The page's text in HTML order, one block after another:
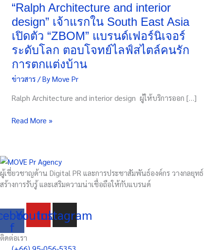
“Ralph Architecture and interior
design” เจ้าแรกใน South East Asia
เปิดตัว “ZBOM” แบรนด์เฟอร์นิเจอร์
ระดับโลก ตอบโจทย์ไลฟ์สไตล์คนรัก
การตกแต่งบ้าน
ข่าวสาร/ ByMove Pr
Ralph Architecture and interior design ผู้ให้บริการออก […]
and
interior
design”
เจ้า
แรก
ใน
South
East
Asia
ตัว
ระดับ
โลก
ตอบ
ไลฟ์
สไตล์
คน
รัก
Read More »
ผู้เชี่ยวชาญด้าน Digital PR และการประชาสัมพันธ์องค์กร วางกลยุทธ์
สร้างการรับรู้ และเสริมความน่าเชื่อถือให้กับแบรนด์
f
Youtube
Instagram
ติดต่อเรา